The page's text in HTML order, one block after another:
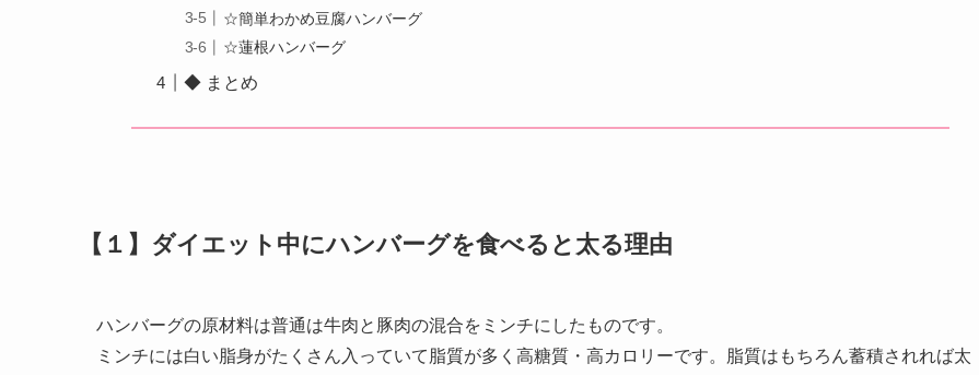
☆簡単わかめ豆腐ハンバーグ
☆蓮根ハンバーグ
◆ まとめ
【１】ダイエット中にハンバーグを食べると太る理由
ハンバーグの原材料は普通は牛肉と豚肉の混合をミンチにしたものです。
ミンチには白い脂身がたくさん入っていて脂質が多く高糖質・高カロリーです。脂質はもちろん蓄積されれば太